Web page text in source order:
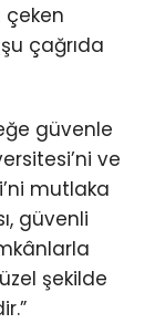
çeken
çağrıda
güvenle
ve
mutlaka
güvenli
şekilde